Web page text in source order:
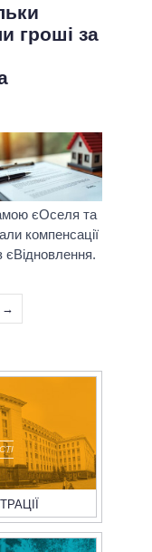
гроші за
єОселя та
компенсації
→